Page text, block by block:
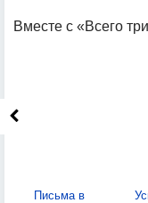
Вместе с «Всего
Письма в